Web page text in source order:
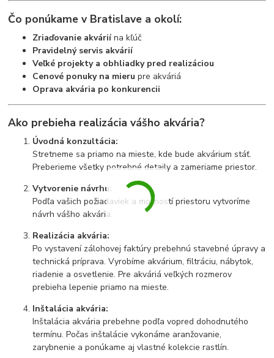
Čo ponúkame v Bratislave a okolí:
Zriaďovanie akváriína kľúč
Pravidelný servis akvárií
Veľké projekty a obhliadky pred realizáciou
Cenové ponuky na mieru pre akváriá
Oprava akvária po konkurencii
Ako prebieha realizácia vášho akvária?
Úvodná konzultácia:
Stretneme sa priamo na mieste, kde bude akvárium stáť.
Preberieme všetky potrebné detaily a zameriame priestor.
Vytvorenie návrhu:
Podľa vašich požiadaviek a možností priestoru vytvoríme
návrh vášho akvária.
Realizácia akvária:
Po vystavení zálohovej faktúry prebehnú stavebné úpravy a
technická príprava. Vyrobíme akvárium, filtráciu, nábytok,
riadenie a osvetlenie. Pre akváriá veľkých rozmerov
prebieha lepenie priamo na mieste.
Inštalácia akvária:
Inštalácia akvária prebehne podľa vopred dohodnutého
termínu. Počas inštalácie vykonáme aranžovanie,
zarybnenie a ponúkame aj vlastné kolekcie rastlín.